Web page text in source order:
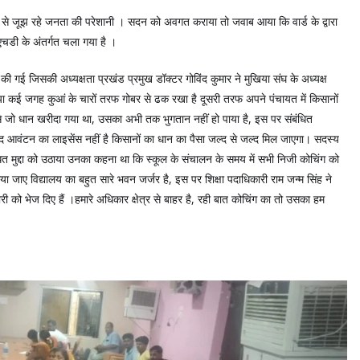
रहे जनता की परेशानी । सदन को अवगत कराया तो जवाब आया कि वार्ड के द्वारा
के अंतर्गत चला गया है ।
जिसकी अध्यक्षता प्रखंड प्रमुख डॉक्टर गोविंद कुमार ने मुखिया संघ के अध्यक्ष
कई जगह कुआं के चारों तरफ गोबर से ढक रखा है दूसरी तरफ अपने पंचायत में किसानों
धान खरीदा गया था, उसका अभी तक भुगतान नहीं हो पाया है, इस पर संबंधित
आवंटन का लाइसेंस नहीं है किसानों का धान का पैसा जल्द से जल्द मिल जाएगा। सदस्य
मुद्दा को उठाया उनका कहना था कि स्कूल के संचालन के समय में सभी निजी कोचिंग को
जाए विद्यालय का बहुत सारे भवन जर्जर है, इस पर शिक्षा पदाधिकारी राम जन्म सिंह ने
को भेज दिए हैं ‌।हमारे अधिकार क्षेत्र से बाहर है, रही बात कोचिंग का तो उसका हम